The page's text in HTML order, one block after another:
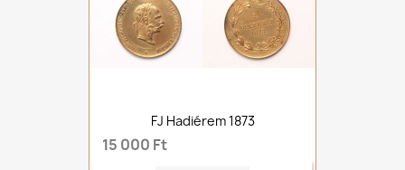
FJ Hadiérem 1873
15 000 Ft